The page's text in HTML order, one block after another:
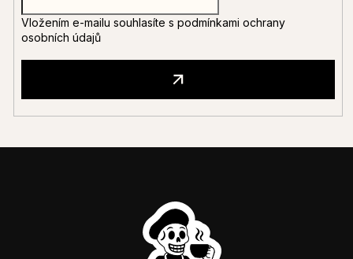
Vložením e-mailu souhlasíte s podmínkami ochrany
osobních údajů